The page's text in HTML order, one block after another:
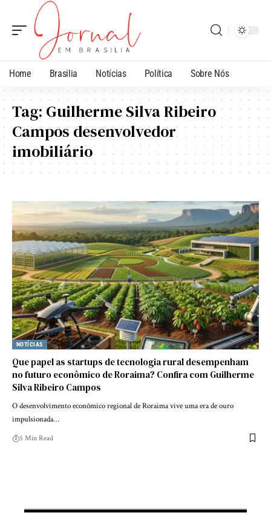
Home Brasilia Notícias Política Sobre Nós
Tag: Guilherme Silva Ribeiro
Campos desenvolvedor
imobiliário
NOTÍCIAS
Que papel as startups de tecnologia rural desempenham
no futuro econômico de Roraima? Confira com Guilherme
Silva Ribeiro Campos
O desenvolvimento econômico regional de Roraima vive uma era de ouro
impulsionada…
5 Min Read